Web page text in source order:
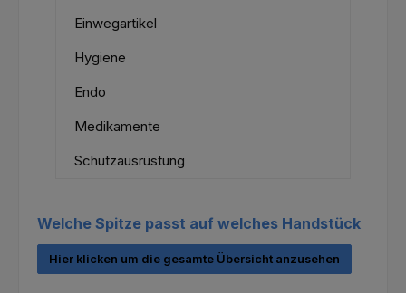
Einwegartikel
Hygiene
Endo
Medikamente
Schutzausrüstung
Welche Spitze passt auf welches Handstück
Hier klicken um die gesamte Übersicht anzusehen